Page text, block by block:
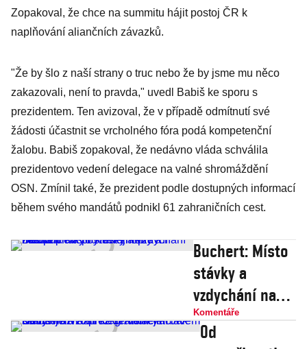
Zopakoval, že chce na summitu hájit postoj ČR k
naplňování aliančních závazků.
"Že by šlo z naší strany o truc nebo že by jsme mu něco
zakazovali, není to pravda," uvedl Babiš ke sporu s
prezidentem. Ten avizoval, že v případě odmítnutí své
žádosti účastnit se vrcholného fóra podá kompetenční
žalobu. Babiš zopakoval, že nedávno vláda schválila
prezidentovo vedení delegace na valné shromáždění
OSN. Zmínil také, že prezident podle dostupných informací
během svého mandátů podnikl 61 zahraničních cest.
Buchert: Místo
stávky a
vzdychání nad
poplatky by
veřejnoprávní
Komentáře
Od